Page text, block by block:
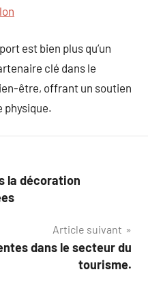
est bien plus qu’un
clé dans le
être, offrant un soutien
physique.
la décoration
Article suivant
dans le secteur du
tourisme.